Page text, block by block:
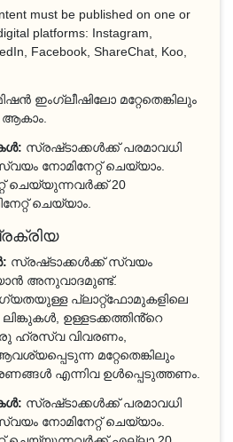
must be published on one or
platforms: Instagram,
Facebook, ShareChat, Koo,
ഇംഗ്ലീഷിലോ മറ്റേതെങ്കിലും
സ്രഷ്‌ടാക്കൾക്ക് പരമാവധി
നോമിനേറ്റ് ചെയ്യാം.
ചെയ്യുന്നവർക്ക് 20
ചെയ്യാം.
സ്രഷ്‌ടാക്കൾക്ക് സ്വയം
അനുവാദമുണ്ട്.
പ്ലാറ്റ്‌ഫോമുകളിലെ
ഉള്ളടക്കത്തിൻ്റെ
ഹ്രസ്വ വിവരണം,
മറ്റേതെങ്കിലും
എന്നിവ ഉൾപ്പെടുത്തണം.
സ്രഷ്‌ടാക്കൾക്ക് പരമാവധി
നോമിനേറ്റ് ചെയ്യാം.